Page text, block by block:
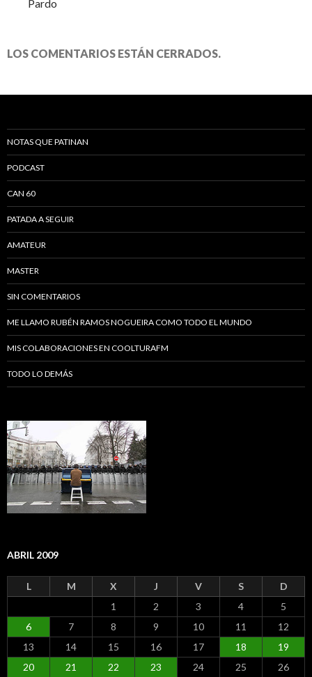
Pardo
LOS COMENTARIOS ESTÁN CERRADOS.
NOTAS QUE PATINAN
PODCAST
CAN 60
PATADA A SEGUIR
AMATEUR
MASTER
SIN COMENTARIOS
ME LLAMO RUBÉN RAMOS NOGUEIRA COMO TODO EL MUNDO
MIS COLABORACIONES EN COOLTURAFM
TODO LO DEMÁS
ABRIL 2009
L M X J V S
D
1
2 3 4
5
6
7 8 9 10 11
12
13
14 15 16 17 18
19
20
21 22 23 24 25 26